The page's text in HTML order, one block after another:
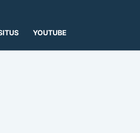
YOUTUBE